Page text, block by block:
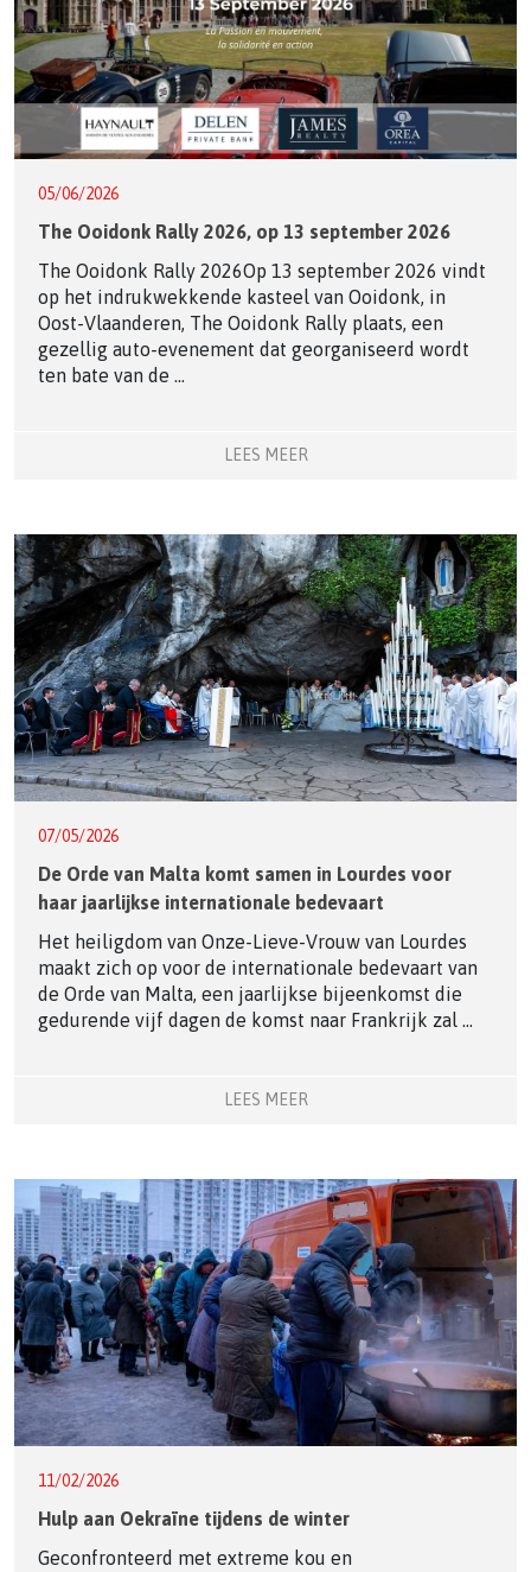
05/06/2026
The Ooidonk Rally 2026, op 13 september 2026
The Ooidonk Rally 2026Op 13 september 2026 vindt
op het indrukwekkende kasteel van Ooidonk, in
Oost-Vlaanderen, The Ooidonk Rally plaats, een
gezellig auto-evenement dat georganiseerd wordt
ten bate van de ...
LEES MEER
07/05/2026
De Orde van Malta komt samen in Lourdes voor
haar jaarlijkse internationale bedevaart
Het heiligdom van Onze-Lieve-Vrouw van Lourdes
maakt zich op voor de internationale bedevaart van
de Orde van Malta, een jaarlijkse bijeenkomst die
gedurende vijf dagen de komst naar Frankrijk zal ...
LEES MEER
11/02/2026
Hulp aan Oekraïne tijdens de winter
Geconfronteerd met extreme kou en